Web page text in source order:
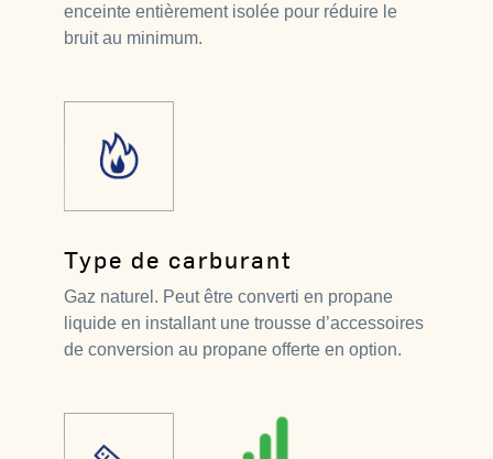
enceinte entièrement isolée pour réduire le
bruit au minimum.
Type de carburant
Gaz naturel. Peut être converti en propane
liquide en installant une trousse d’accessoires
de conversion au propane offerte en option.